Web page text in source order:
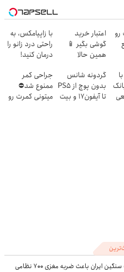
رو
اعتبار خرید
گوشی بگیر 📱
همین حالا
بده 🎯
با زاپیامکس، به
راحتی درد زانو را
درمان کنید!
گردونه شانس
بدون پوچ از PS5
تا آیفون17 و بیت
جراحی کمر
ممنوع شد⛔
میتونی کمرت رو
آسوشیتدپرس افشا کرد: حملات سنگین ایران باعث ضربه مغزی ۷۰۰ نظامی